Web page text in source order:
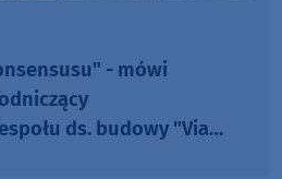
- mówi
ds. budowy "Via